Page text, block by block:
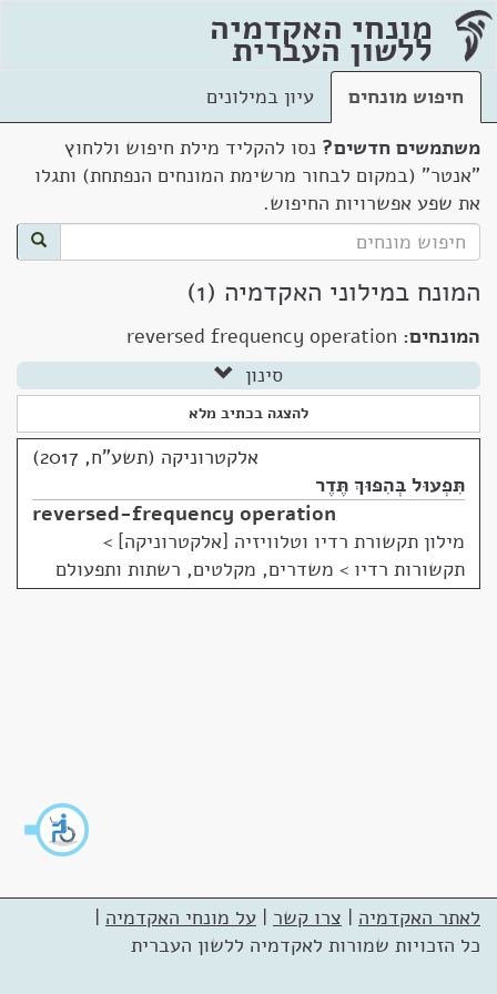
מונחי האקדמיה
ללשון העברית
חיפוש מונחים
עיון במילונים
משתמשים חדשים? נסו להקליד מילת חיפוש וללחוץ
"אנטר" (במקום לבחור מרשימת המונחים הנפתחת) ותגלו
את שפע אפשרויות החיפוש.
המונח במילוני האקדמיה (1)
המונחים: reversed frequency operation
סינון
להצגה בכתיב מלא
אלקטרוניקה (תשע"ח, 2017)
תִּפְעוּל בְּהִפּוּךְ תֶּדֶר
reversed-frequency operation
מילון תקשורת רדיו וטלוויזיה [אלקטרוניקה] >
תקשורות רדיו > משדרים, מקלטים, רשתות ותפעולם
לאתר האקדמיה | צרו קשר | על מונחי האקדמיה |
כל הזכויות שמורות לאקדמיה ללשון העברית